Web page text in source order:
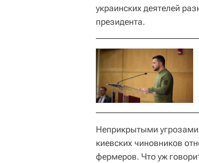
украинских деятелей
президента.
Неприкрытыми
киевских чиновников
фермеров. Что уж